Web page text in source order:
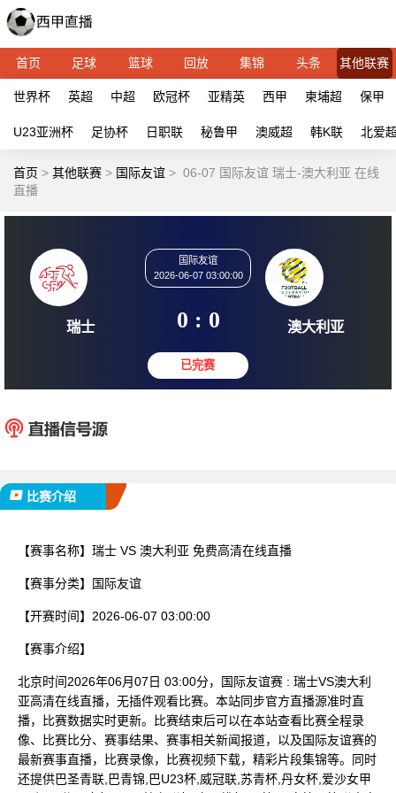
首页 足球 篮球 回放 集锦 头条 其他联赛
世界杯 英超 中超 欧冠杯 亚精英 西甲 柬埔超 保甲
U23亚洲杯 足协杯 日职联 秘鲁甲 澳威超 韩K联 北爱
首页 > 其他联赛 > 国际友谊 > 06-07 国际友谊 瑞士-澳大利亚 在线
直播
国际友谊
2026-06-07 03:00:00
0 : 0
比赛介绍
【赛事名称】 瑞士 VS 澳大利亚 免费高清在线直播
【赛事分类】 国际友谊
【开赛时间】 2026-06-07 03:00:00
【赛事介绍】
北京时间2026年06月07日 03:00分，国际友谊赛 : 瑞士VS澳大利
亚高清在线直播，无插件观看比赛。本站同步官方直播源准时直
播，比赛数据实时更新。比赛结束后可以在本站查看比赛全程录
像、比赛比分、赛事结果、赛事相关新闻报道，以及国际友谊赛的
最新赛事直播，比赛录像，比赛视频下载，精彩片段集锦等。同时
还提供巴圣青联,巴青锦,巴U23杯,威冠联,苏青杯,丹女杯,爱沙女甲